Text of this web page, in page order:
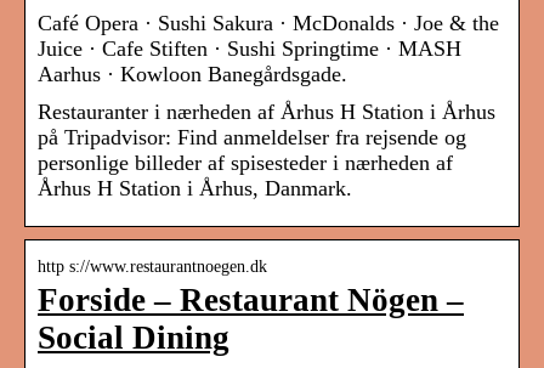
Café Opera · Sushi Sakura · McDonalds · Joe & the
Juice · Cafe Stiften · Sushi Springtime · MASH
Aarhus · Kowloon Banegårdsgade.
Restauranter i nærheden af Århus H Station i Århus
på Tripadvisor: Find anmeldelser fra rejsende og
personlige billeder af spisesteder i nærheden af
Århus H Station i Århus, Danmark.
http s://www.restaurantnoegen.dk
Forside – Restaurant Nögen –
Social Dining